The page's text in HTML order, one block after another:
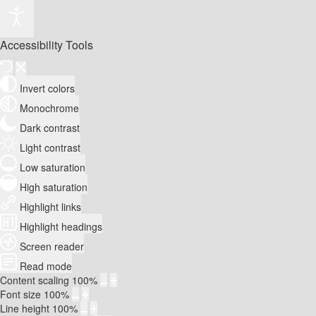
Accessibility Tools
Invert colors
Monochrome
Dark contrast
Light contrast
Low saturation
High saturation
Highlight links
Highlight headings
Screen reader
Read mode
Content scaling 100%
Font size 100%
Line height 100%